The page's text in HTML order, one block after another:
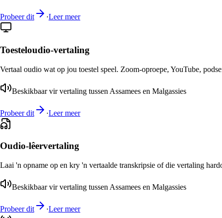
Probeer dit ·Leer meer
Toesteloudio-vertaling
Vertaal oudio wat op jou toestel speel. Zoom-oproepe, YouTube,
Beskikbaar vir vertaling tussen Assamees en Malgassies
Probeer dit ·Leer meer
Oudio-lêervertaling
Laai 'n opname op en kry 'n vertaalde transkripsie of die vertaling
Beskikbaar vir vertaling tussen Assamees en Malgassies
Probeer dit ·Leer meer